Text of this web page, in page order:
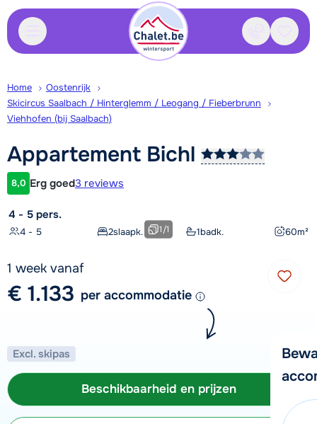
Contact
Home
Oostenrijk
Skicircus Saalbach / Hinterglemm / Leogang / Fieberbrunn
Viehhofen (bij Saalbach)
Appartement Bichl
Klantwaardering
8,0 Erg goed3 reviews
4 - 5 pers.
4 - 5 2slaapk. 1badk. 60m²
1/1
1 week vanaf
€ 1.133 per accommodatie
Excl. skipas
Beschikbaarheid en prijzen